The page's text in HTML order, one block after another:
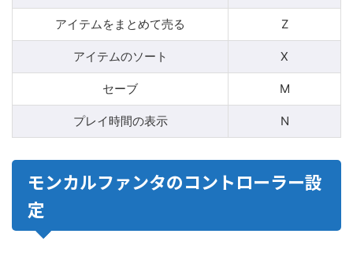
アイテムをまとめて売る Z
アイテムのソート X
セーブ M
プレイ時間の表示 N
モンカルファンタのコントローラー設
定